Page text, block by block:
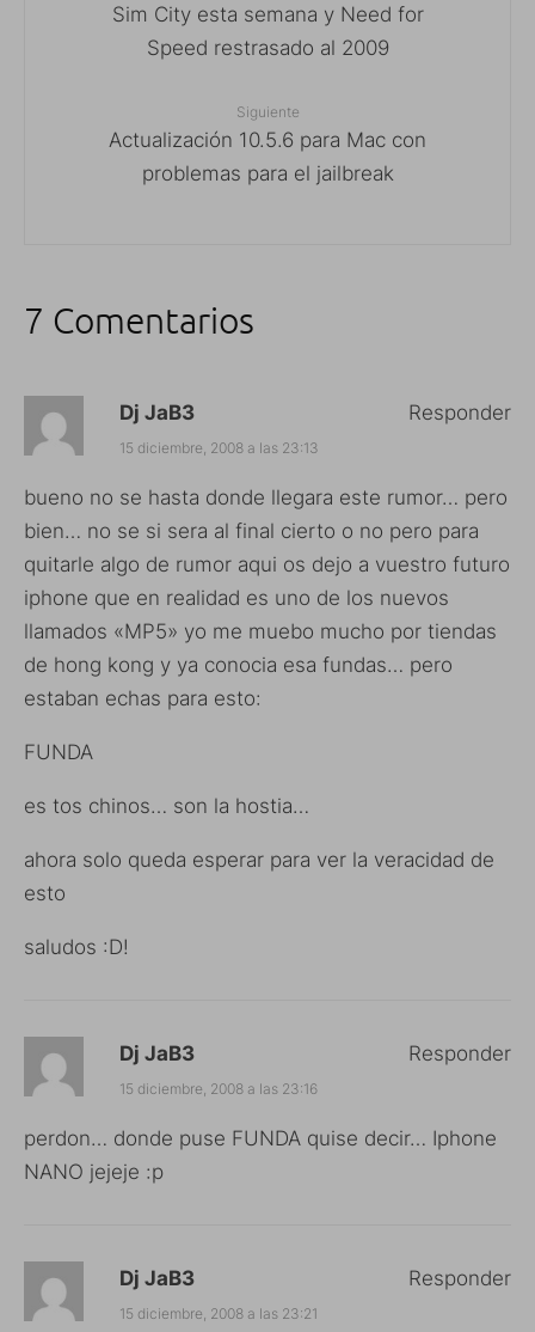
Sim City esta semana y Need for
Speed restrasado al 2009
Siguiente
Actualización 10.5.6 para Mac con
problemas para el jailbreak
7 Comentarios
Dj JaB3
15 diciembre, 2008 a las 23:13
bueno no se hasta donde llegara este rumor… pero
bien… no se si sera al final cierto o no pero para
quitarle algo de rumor aqui os dejo a vuestro futuro
iphone que en realidad es uno de los nuevos
llamados «MP5» yo me muebo mucho por tiendas
de hong kong y ya conocia esa fundas… pero
estaban echas para esto:
FUNDA
es tos chinos… son la hostia…
ahora solo queda esperar para ver la veracidad de
esto
saludos :D!
Responder
Dj JaB3
15 diciembre, 2008 a las 23:16
perdon… donde puse FUNDA quise decir… Iphone
NANO jejeje :p
Responder
Dj JaB3
15 diciembre, 2008 a las 23:21
Responder